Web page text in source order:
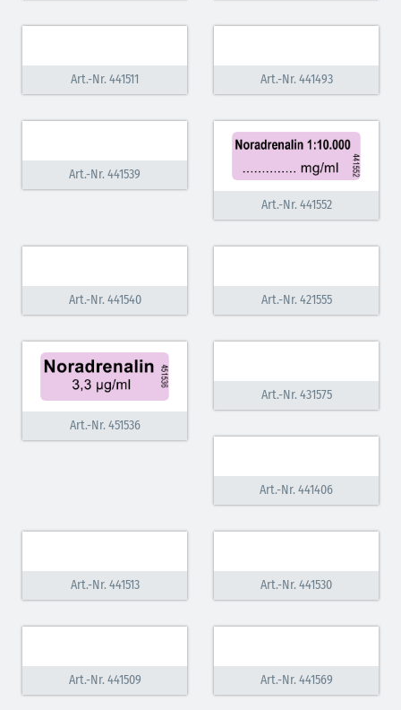
Art.-Nr. 441511 Art.-Nr. 441493
Art.-Nr. 441539
Art.-Nr. 441552
Art.-Nr. 441540 Art.-Nr. 421555
Art.-Nr. 451536
Art.-Nr. 431575
Art.-Nr. 441406
Art.-Nr. 441513 Art.-Nr. 441530
Art.-Nr. 441509 Art.-Nr. 441569